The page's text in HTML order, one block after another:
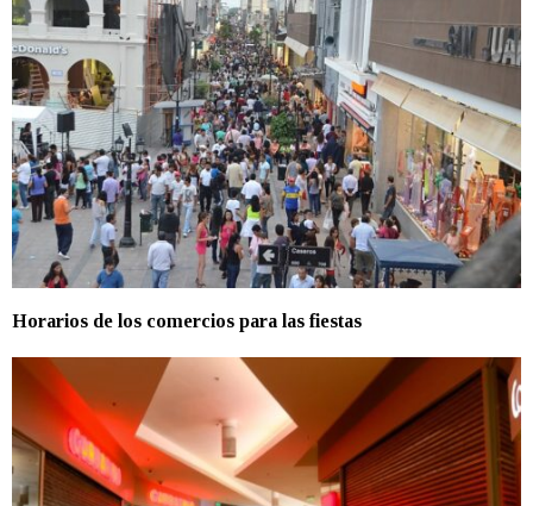
Horarios de los comercios para las fiestas